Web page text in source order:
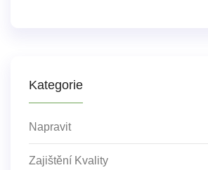
Kategorie
Napravit
Zajištění Kvality